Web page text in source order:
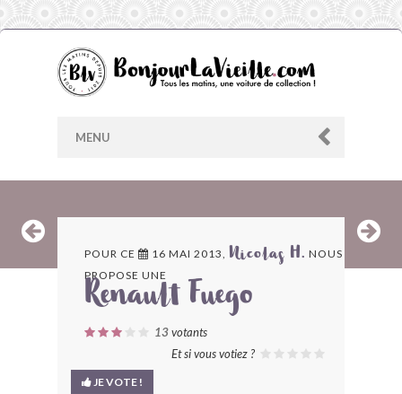
MENU
ARCHIVES
LES CONTRIBUTEURS
LE BLOG
POUR CE 16 MAI 2013, Nicolas H. NOUS
PROPOSE UNE
Renault Fuego
13votants
Et si vous votiez ?
JE VOTE !